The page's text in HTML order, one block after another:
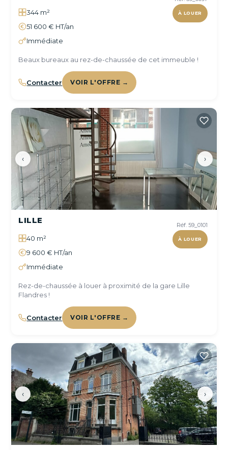
À LOUER
344 m²
51 600 € HT/an
Immédiate
Beaux bureaux au rez-de-chaussée de cet immeuble !
Contacter VOIR L'OFFRE →
‹ ›
Réf. 59_0101
À LOUER
LILLE
40 m²
9 600 € HT/an
Immédiate
Rez-de-chaussée à louer à proximité de la gare Lille
Flandres !
Contacter VOIR L'OFFRE →
‹ ›